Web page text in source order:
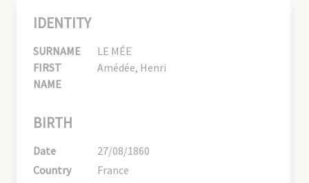
IDENTITY
SURNAME
LE MÉE
FIRST
NAME
Amédée, Henri
BIRTH
Date
27/08/1860
Country
France